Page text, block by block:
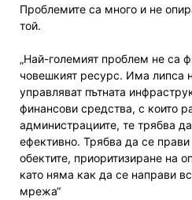
Проблемите са много и не
той.
„Най-големият проблем не са
човешкият ресурс. Има липса
управляват пътната
финансови средства, с които
администрациите, те трябва
ефективно. Трябва да се
обектите, приоритизиране на
като няма как да се направи
мрежа“